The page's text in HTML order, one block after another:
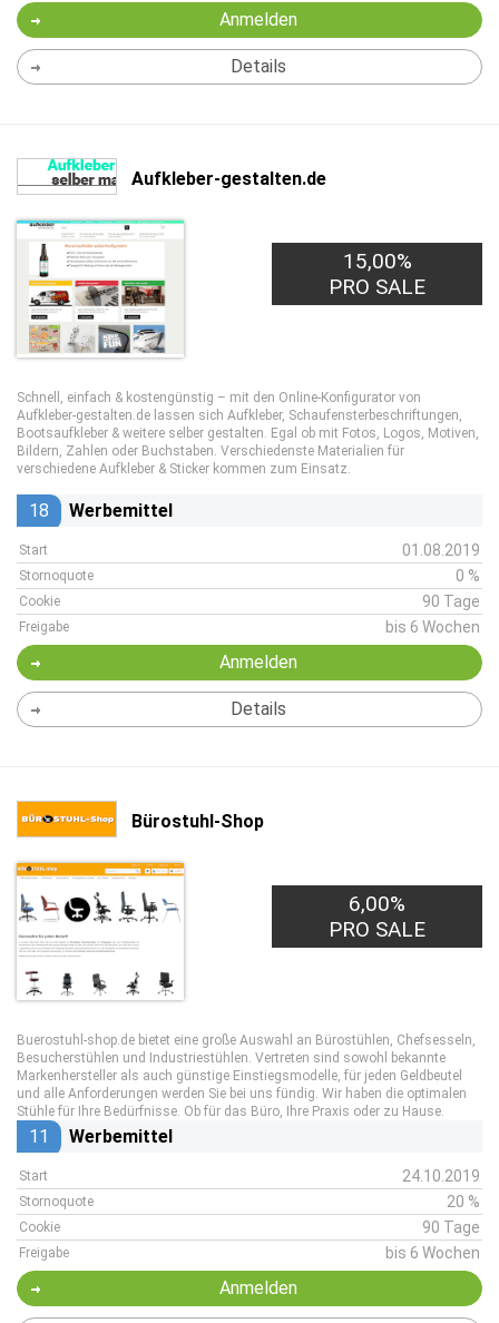
Anmelden
Details
Aufkleber-gestalten.de
15,00%
PRO SALE
Schnell, einfach & kostengünstig – mit den Online-Konfigurator von
Aufkleber-gestalten.de lassen sich Aufkleber, Schaufensterbeschriftungen,
Bootsaufkleber & weitere selber gestalten. Egal ob mit Fotos, Logos, Motiven,
Bildern, Zahlen oder Buchstaben. Verschiedenste Materialien für
verschiedene Aufkleber & Sticker kommen zum Einsatz.
18 Werbemittel
Start 01.08.2019
Stornoquote 0 %
Cookie 90 Tage
Freigabe bis 6 Wochen
Anmelden
Details
Bürostuhl-Shop
6,00%
PRO SALE
Buerostuhl-shop.de bietet eine große Auswahl an Bürostühlen, Chefsesseln,
Besucherstühlen und Industriestühlen. Vertreten sind sowohl bekannte
Markenhersteller als auch günstige Einstiegsmodelle, für jeden Geldbeutel
und alle Anforderungen werden Sie bei uns fündig. Wir haben die optimalen
Stühle für Ihre Bedürfnisse. Ob für das Büro, Ihre Praxis oder zu Hause.
11 Werbemittel
Start 24.10.2019
Stornoquote 20 %
Cookie 90 Tage
Freigabe bis 6 Wochen
Anmelden